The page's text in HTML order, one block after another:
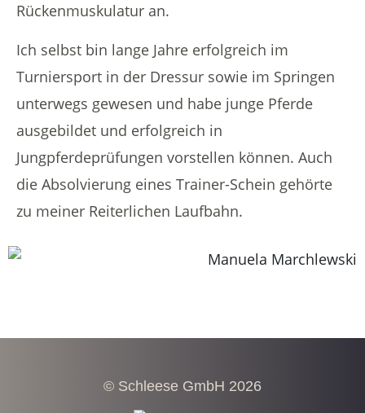
Rückenmuskulatur an.
Ich selbst bin lange Jahre erfolgreich im
Turniersport in der Dressur sowie im Springen
unterwegs gewesen und habe junge Pferde
ausgebildet und erfolgreich in
Jungpferdeprüfungen vorstellen können. Auch
die Absolvierung eines Trainer-Schein gehörte
zu meiner Reiterlichen Laufbahn.
© Schleese GmbH 2026